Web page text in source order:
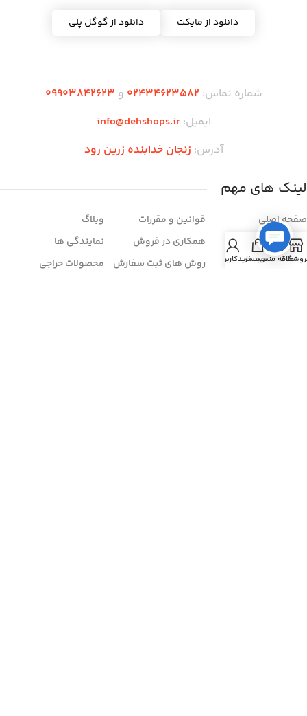
دانلود از مایکت دانلود از گوگل پلی
شماره تماس: 02434623582 و 09903842623
ایمیل:info@dehshops.ir
آدرس: زنجان خدابنده زرین رود
لینک های مهم
صفحه اصلی
فروشگاه
تماس با ما
قوانین و مقررات
همکاری در فروش
روش های ثبت سفارش
وبلاگ
نمایندگی ها
محصولات حراجی
علاقه مندیسبد خرید
حساب کاربری من